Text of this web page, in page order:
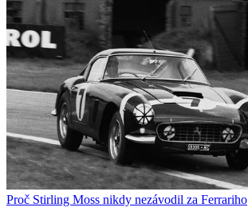
Proč Stirling Moss nikdy nezávodil za Ferrariho